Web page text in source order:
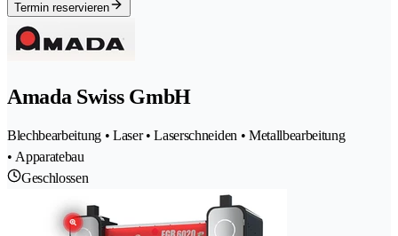
Termin reservieren
Amada Swiss GmbH
Blechbearbeitung • Laser • Laserschneiden • Metallbearbeitung
• Apparatebau
Geschlossen